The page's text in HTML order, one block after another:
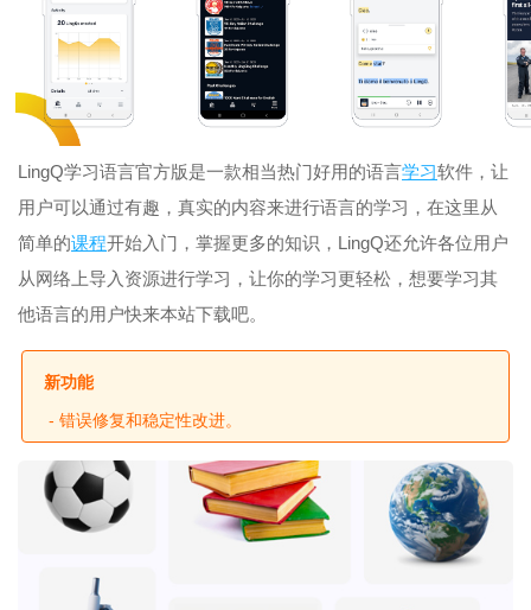
LingQ学习语言官方版是一款相当热门好用的语言学习软件，让
用户可以通过有趣，真实的内容来进行语言的学习，在这里从
简单的课程开始入门，掌握更多的知识，LingQ还允许各位用户
从网络上导入资源进行学习，让你的学习更轻松，想要学习其
他语言的用户快来本站下载吧。
新功能
- 错误修复和稳定性改进。